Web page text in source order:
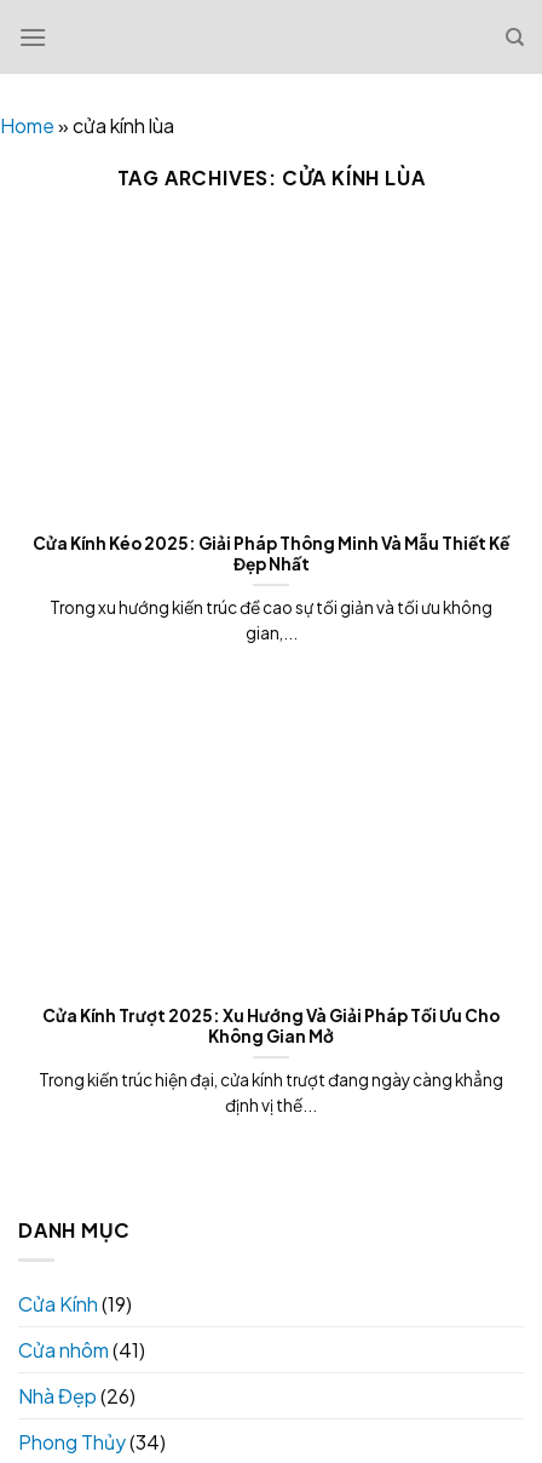
content
Home»cửa kính lùa
TAG ARCHIVES: CỬA KÍNH LÙA
Cửa Kính Kéo 2025: Giải Pháp Thông Minh Và Mẫu Thiết Kế
Đẹp Nhất
Trong xu hướng kiến trúc đề cao sự tối giản và tối ưu không
gian,...
Cửa Kính Trượt 2025: Xu Hướng Và Giải Pháp Tối Ưu Cho
Không Gian Mở
Trong kiến trúc hiện đại, cửa kính trượt đang ngày càng khẳng
định vị thế...
DANH MỤC
Cửa Kính(19)
Cửa nhôm(41)
Nhà Đẹp(26)
Phong Thủy(34)